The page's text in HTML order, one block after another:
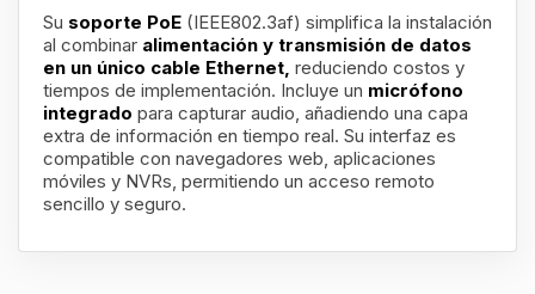
Su soporte PoE (IEEE802.3af) simplifica la instalación
al combinar alimentación y transmisión de datos
en un único cable Ethernet, reduciendo costos y
tiempos de implementación. Incluye un micrófono
integrado para capturar audio, añadiendo una capa
extra de información en tiempo real. Su interfaz es
compatible con navegadores web, aplicaciones
móviles y NVRs, permitiendo un acceso remoto
sencillo y seguro.